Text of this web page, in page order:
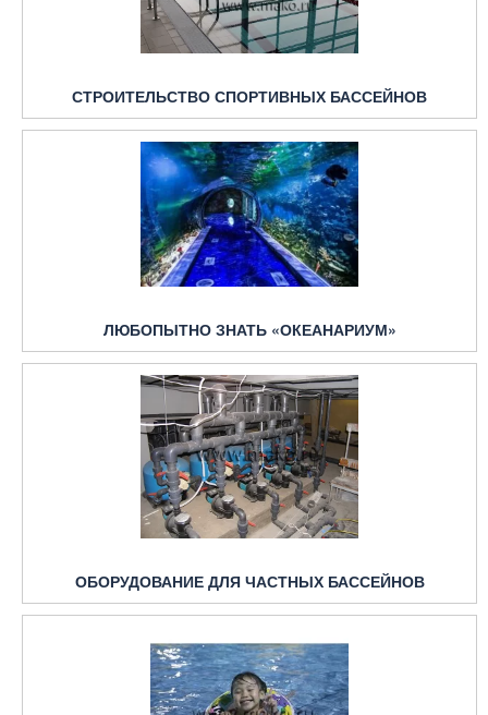
СТРОИТЕЛЬСТВО СПОРТИВНЫХ БАССЕЙНОВ
ЛЮБОПЫТНО ЗНАТЬ «ОКЕАНАРИУМ»
ОБОРУДОВАНИЕ ДЛЯ ЧАСТНЫХ БАССЕЙНОВ